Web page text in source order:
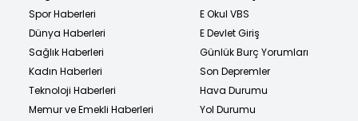
Spor Haberleri
Dünya Haberleri
Sağlık Haberleri
Kadın Haberleri
Teknoloji Haberleri
Memur ve Emekli Haberleri
E Okul VBS
E Devlet Giriş
Günlük Burç Yorumları
Son Depremler
Hava Durumu
Yol Durumu